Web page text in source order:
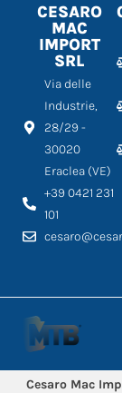
CESARO
MAC
IMPORT
SRL
Via delle
Industrie,
28/29 -
30020
Eraclea (VE)
+39 0421 231
101
Cesaro Mac